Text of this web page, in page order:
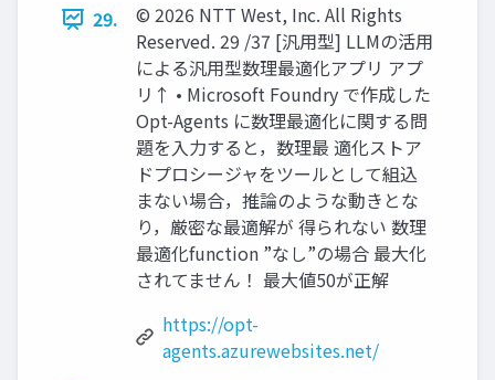
29.
© 2026 NTT West, Inc. All Rights
Reserved. 29 /37 [汎用型] LLMの活用
による汎用型数理最適化アプリ アプ
リ↑ • Microsoft Foundry で作成した
Opt-Agents に数理最適化に関する問
題を入力すると，数理最 適化ストア
ドプロシージャをツールとして組込
まない場合，推論のような動きとな
り，厳密な最適解が 得られない 数理
最適化function ”なし”の場合 最大化
されてません！ 最大値50が正解
https://opt-
agents.azurewebsites.net/